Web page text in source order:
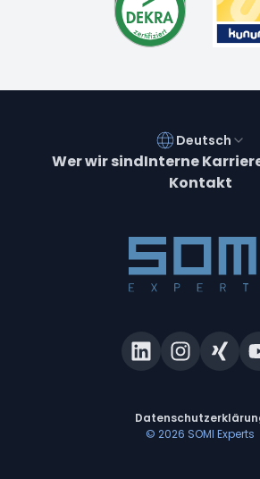
Deutsch
Wer wir sindInterne
Kontakt
© 2026 SOMI Experts